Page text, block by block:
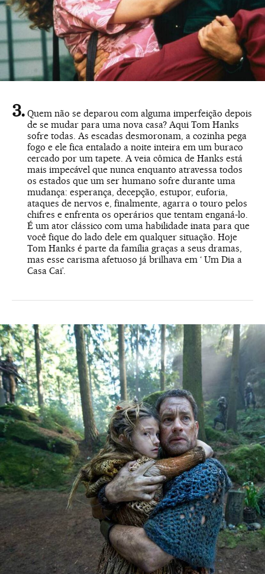
Quem não se deparou com alguma imperfeição depois
de se mudar para uma nova casa? Aqui Tom Hanks
sofre todas. As escadas desmoronam, a cozinha pega
fogo e ele fica entalado a noite inteira em um buraco
cercado por um tapete. A veia cômica de Hanks está
mais impecável que nunca enquanto atravessa todos
os estados que um ser humano sofre durante uma
mudança: esperança, decepção, estupor, euforia,
ataques de nervos e, finalmente, agarra o touro pelos
chifres e enfrenta os operários que tentam enganá-lo.
É um ator clássico com uma habilidade inata para que
você fique do lado dele em qualquer situação. Hoje
Tom Hanks é parte da família graças a seus dramas,
mas esse carisma afetuoso já brilhava em ‘ Um Dia a
Casa Cai’.